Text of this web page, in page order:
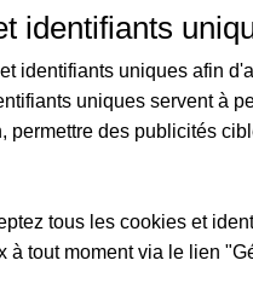
La
identifiants
identifiants uniques afin
uniques servent à
permettre des publicités
tous les cookies et
à tout moment via le lien